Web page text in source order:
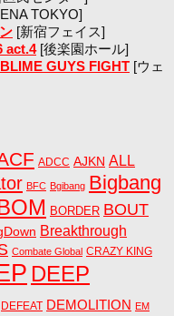
TOKYO]
[新宿フェイス]
act.4[後楽園ホール]
GUYS FIGHT [ウェ
ADCC AJKN ALL
BFC Bgibang Bigbang
BORDER BOUT
Breakthrough
Combate Global CRAZY KING
DEEP
DEFEAT DEMOLITION EM